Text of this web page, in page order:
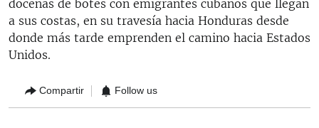
docenas de botes con emigrantes cubanos que llegan
a sus costas, en su travesía hacia Honduras desde
donde más tarde emprenden el camino hacia Estados
Unidos.
Compartir Follow us